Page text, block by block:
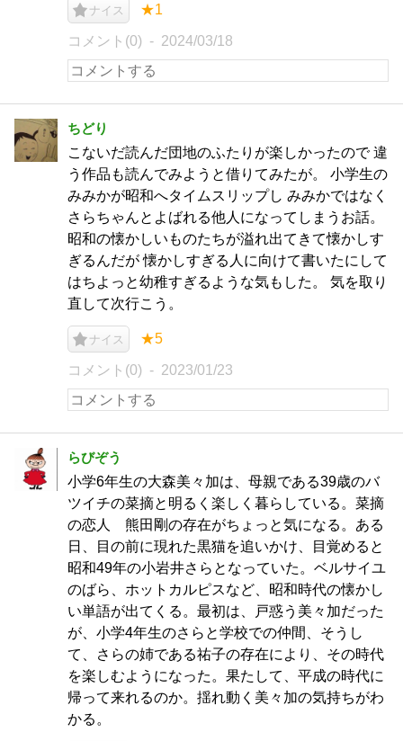
ナイス ★1
コメント(0) 2024/03/18
ちどり
こないだ読んだ団地のふたりが楽しかったので 違
う作品も読んでみようと借りてみたが。 小学生の
みみかが昭和へタイムスリップし みみかではなく
さらちゃんとよばれる他人になってしまうお話。
昭和の懐かしいものたちが溢れ出てきて懐かしす
ぎるんだが 懐かしすぎる人に向けて書いたにして
はちよっと幼稚すぎるような気もした。 気を取り
直して次行こう。
ナイス ★5
コメント(0) 2023/01/23
らびぞう
小学6年生の大森美々加は、母親である39歳のバ
ツイチの菜摘と明るく楽しく暮らしている。菜摘
の恋人 熊田剛の存在がちょっと気になる。ある
日、目の前に現れた黒猫を追いかけ、目覚めると
昭和49年の小岩井さらとなっていた。ベルサイユ
のばら、ホットカルピスなど、昭和時代の懐かし
い単語が出てくる。最初は、戸惑う美々加だった
が、小学4年生のさらと学校での仲間、そうし
て、さらの姉である祐子の存在により、その時代
を楽しむようになった。果たして、平成の時代に
帰って来れるのか。揺れ動く美々加の気持ちがわ
かる。